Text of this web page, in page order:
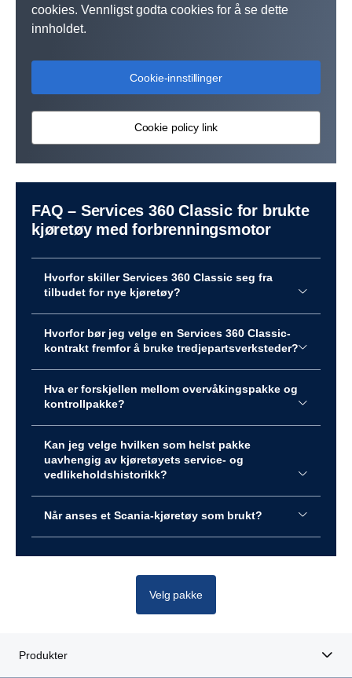
cookies. Vennligst godta cookies for å se dette
innholdet.
Cookie-innstillinger
Cookie policy link
FAQ – Services 360 Classic for brukte
kjøretøy med forbrenningsmotor
Hvorfor skiller Services 360 Classic seg fra
tilbudet for nye kjøretøy?
Hvorfor bør jeg velge en Services 360 Classic-
kontrakt fremfor å bruke tredjepartsverksteder?
Hva er forskjellen mellom overvåkingspakke og
kontrollpakke?
Kan jeg velge hvilken som helst pakke
uavhengig av kjøretøyets service- og
vedlikeholdshistorikk?
Når anses et Scania-kjøretøy som brukt?
Velg pakke
Produkter